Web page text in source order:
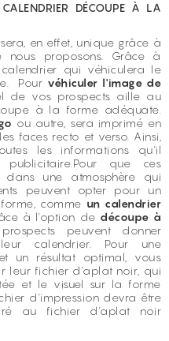
DÉCOUPE À LA
en effet, unique grâce à
nous proposons. Grâce à
qui véhiculera le
Pour véhiculer l'image de
de vos prospects aille au
à la forme adéquate.
ou autre, sera imprimé en
faces recto et verso. Ainsi,
les informations qu'il
que ces
dans une atmosphère qui
peuvent opter pour un
comme un calendrier
à l'option de découpe à
peuvent donner
calendrier. Pour une
un résultat optimal, vous
leur fichier d'aplat noir, qui
et le visuel sur la forme
d'impression devra être
au fichier d'aplat noir